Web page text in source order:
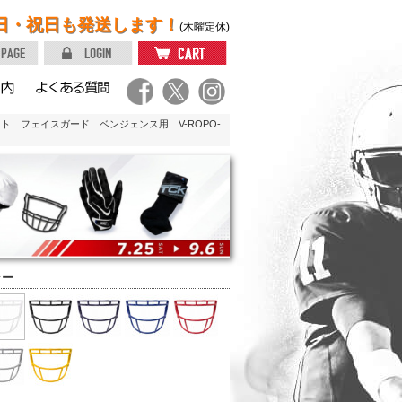
・祝日も発送します！ (木曜定休)
ト フェイスガード ベンジェンス用 V-ROPO-